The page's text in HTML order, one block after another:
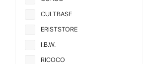
CULTBASE
ERISTSTORE
I.B.W.
RICOCO